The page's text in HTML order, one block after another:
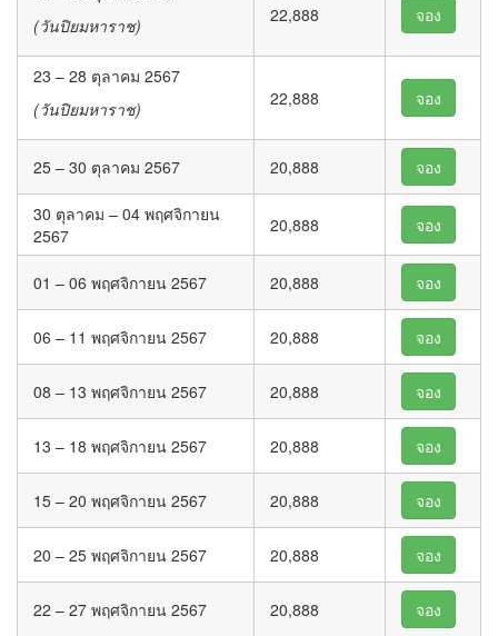
(วันปิยมหาราช)
22,888 จอง
23 – 28 ตุลาคม 2567
(วันปิยมหาราช)
22,888 จอง
25 – 30 ตุลาคม 2567 20,888 จอง
30 ตุลาคม – 04 พฤศจิกายน
2567
20,888 จอง
01 – 06 พฤศจิกายน 2567 20,888 จอง
06 – 11 พฤศจิกายน 2567 20,888 จอง
08 – 13 พฤศจิกายน 2567 20,888 จอง
13 – 18 พฤศจิกายน 2567 20,888 จอง
15 – 20 พฤศจิกายน 2567 20,888 จอง
20 – 25 พฤศจิกายน 2567 20,888 จอง
22 – 27 พฤศจิกายน 2567 20,888 จอง